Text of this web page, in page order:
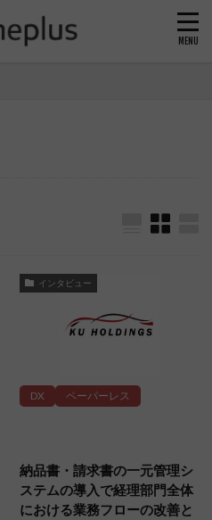
インタビュー
DX ペーパーレス
納品書・請求書の一元管理シ
ステムの導入で経理部門全体
における業務フローの改善と